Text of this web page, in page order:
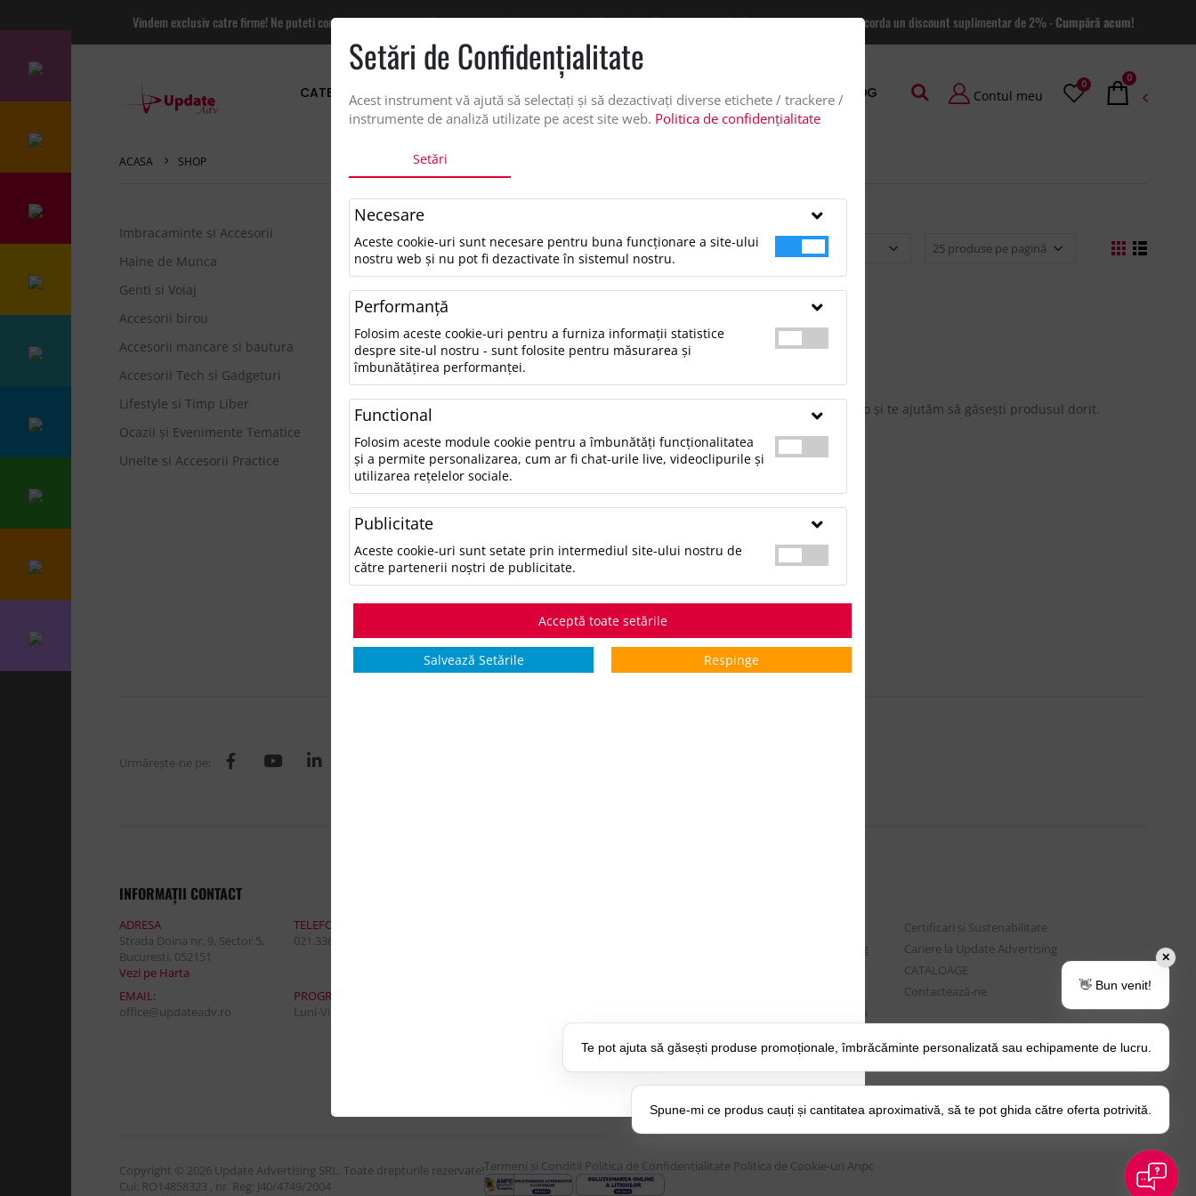
Vindem exclusiv catre firme! Ne puteti contacta pentru oferta de pret personalizata pe office@updateadv.ro. Pentru comenzile plasate pe site va putem acorda un discount suplimentar de 2% -Cumpără acum!
CATEGORII PRODUSE SERVICII PERSONALIZARE DESPRE NOI CATALOAGE BLOG Contul meu
0 0
ACASA SHOP
Sortare dupa:
0 rezultate pentru: "baselineplus650mlshakerbottle"
Pentru a găsi produsul dorit, încearcă următoarele:
• Verifică dacă ai scris corect termenii.
• Încearcă să foloseşti sinonime.
• Ne poţi contacta telefonic la 021.336.03.32 sau prin email la office@updateadv.ro şi te ajutăm să găseşti produsul dorit.
Categorii populare
Accesorii birou
Accesorii mancare si bautura
Accesorii Tech si Gadgeturi
Genti si Voiaj
Haine de Munca
Imbracaminte si Accesorii
Imbracaminte si Accesorii
Haine de Munca
Genti si Voiaj
Accesorii birou
Accesorii mancare si bautura
Accesorii Tech si Gadgeturi
Lifestyle si Timp Liber
Ocazii și Evenimente Tematice
Unelte si Accesorii Practice
Urmăreşte-ne pe:
INFORMAŢII CONTACT
ADRESA
Strada Doina nr. 9, Sector 5,
Bucuresti, 052151
Vezi pe Harta
TELEFON:
021.336.03.32
EMAIL:
office@updateadv.ro
PROGRAM DE LUCRU:
Luni-Vineri / 8:30 - 17:30
Politica de returnare a
Echipa Update Advertising
Suport dedicat si Intrebari
BLOG – Promo Tips&Tricks
Setări Politica Cookie
Certificari si Sustenabilitate
Cariere la Update Advertising
CATALOAGE
Contactează-ne
Copyright © 2026 Update Advertising SRL. Toate drepturile rezervate!
Cui: RO14858323 , nr. Reg: J40/4749/2004
Termeni si Conditii Politica de Confidentialitate Politica de Cookie-uri Anpc
Setări de Confidenţialitate
Acest instrument vă ajută să selectați și să dezactivați diverse etichete / trackere /
instrumente de analiză utilizate pe acest site web. Politica de confidențialitate
Setări
Necesare
Aceste cookie-uri sunt necesare pentru buna funcționare a site-ului
nostru web și nu pot fi dezactivate în sistemul nostru.
Performanţă
Folosim aceste cookie-uri pentru a furniza informații statistice
despre site-ul nostru - sunt folosite pentru măsurarea și
îmbunătățirea performanței.
Functional
Folosim aceste module cookie pentru a îmbunătăți funcționalitatea
și a permite personalizarea, cum ar fi chat-urile live, videoclipurile și
utilizarea rețelelor sociale.
Publicitate
Aceste cookie-uri sunt setate prin intermediul site-ului nostru de
către partenerii noștri de publicitate.
Acceptă toate setările
Salvează Setările Respinge
✕
👋 Bun venit!
Te pot ajuta să găsești produse promoționale, îmbrăcăminte personalizată sau echipamente de lucru.
Spune-mi ce produs cauți și cantitatea aproximativă, să te pot ghida către oferta potrivită.